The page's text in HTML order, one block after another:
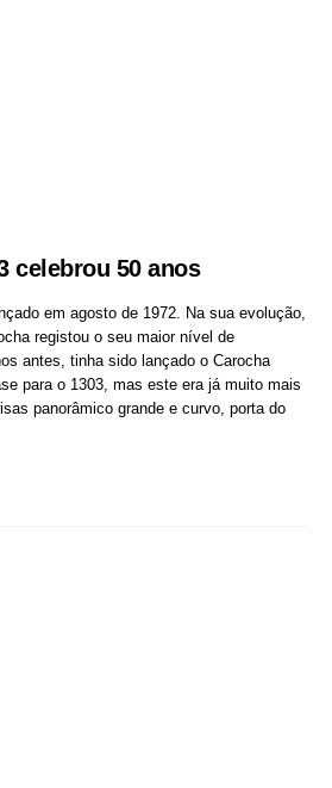
celebrou 50 anos
em agosto de 1972. Na sua evolução,
registou o seu maior nível de
antes, tinha sido lançado o Carocha
para o 1303, mas este era já muito mais
panorâmico grande e curvo, porta do